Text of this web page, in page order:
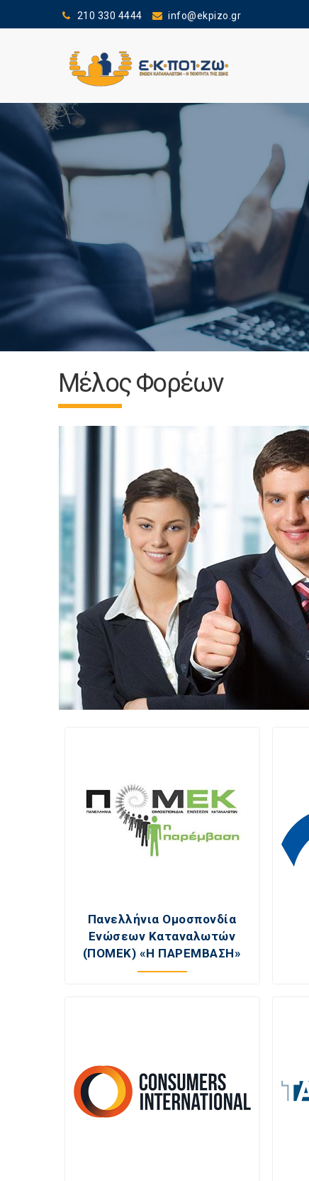
210 330 4444 info@ekpizo.gr
Μέλος Φορέων
Πανελλήνια Ομοσπονδία
Ενώσεων Καταναλωτών
(ΠΟΜΕΚ) «Η ΠΑΡΕΜΒΑΣΗ»